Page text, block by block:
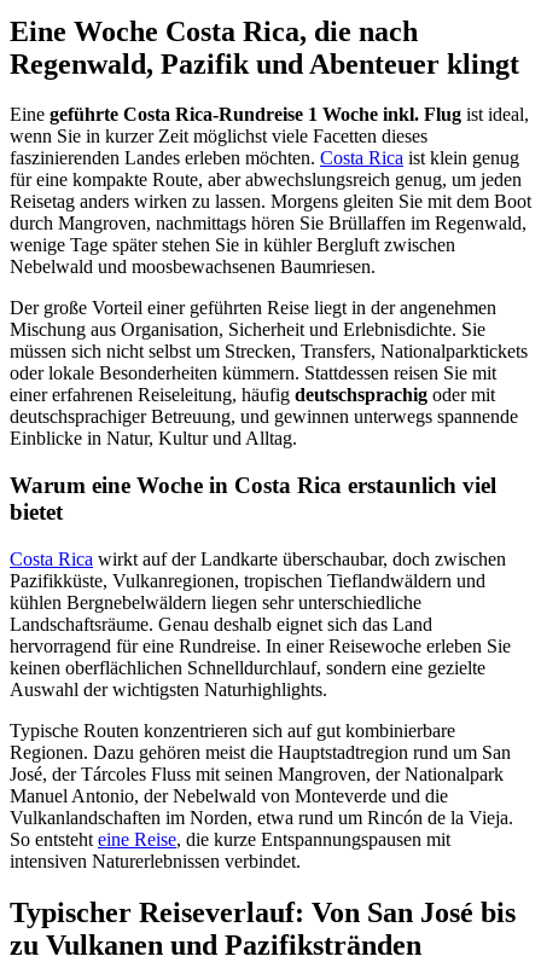
Eine Woche Costa Rica, die nach
Regenwald, Pazifik und Abenteuer klingt
Eine geführte Costa Rica-Rundreise 1 Woche inkl. Flug ist ideal,
wenn Sie in kurzer Zeit möglichst viele Facetten dieses
faszinierenden Landes erleben möchten. Costa Rica ist klein genug
für eine kompakte Route, aber abwechslungsreich genug, um jeden
Reisetag anders wirken zu lassen. Morgens gleiten Sie mit dem Boot
durch Mangroven, nachmittags hören Sie Brüllaffen im Regenwald,
wenige Tage später stehen Sie in kühler Bergluft zwischen
Nebelwald und moosbewachsenen Baumriesen.
Der große Vorteil einer geführten Reise liegt in der angenehmen
Mischung aus Organisation, Sicherheit und Erlebnisdichte. Sie
müssen sich nicht selbst um Strecken, Transfers, Nationalparktickets
oder lokale Besonderheiten kümmern. Stattdessen reisen Sie mit
einer erfahrenen Reiseleitung, häufig deutschsprachig oder mit
deutschsprachiger Betreuung, und gewinnen unterwegs spannende
Einblicke in Natur, Kultur und Alltag.
Warum eine Woche in Costa Rica erstaunlich viel
bietet
Costa Rica wirkt auf der Landkarte überschaubar, doch zwischen
Pazifikküste, Vulkanregionen, tropischen Tieflandwäldern und
kühlen Bergnebelwäldern liegen sehr unterschiedliche
Landschaftsräume. Genau deshalb eignet sich das Land
hervorragend für eine Rundreise. In einer Reisewoche erleben Sie
keinen oberflächlichen Schnelldurchlauf, sondern eine gezielte
Auswahl der wichtigsten Naturhighlights.
Typische Routen konzentrieren sich auf gut kombinierbare
Regionen. Dazu gehören meist die Hauptstadtregion rund um San
José, der Tárcoles Fluss mit seinen Mangroven, der Nationalpark
Manuel Antonio, der Nebelwald von Monteverde und die
Vulkanlandschaften im Norden, etwa rund um Rincón de la Vieja.
So entsteht eine Reise, die kurze Entspannungspausen mit
intensiven Naturerlebnissen verbindet.
Typischer Reiseverlauf: Von San José bis
zu Vulkanen und Pazifikstränden